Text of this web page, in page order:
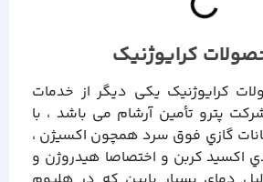
کرایوژنیک
کرایوژنیک یکی دیگر از خدمات
پترو تأمین آرشام می باشد ، با
گازي فوق سرد همچون اکسیژن ،
اکسید کربن و اختصاصا هیدروژن و